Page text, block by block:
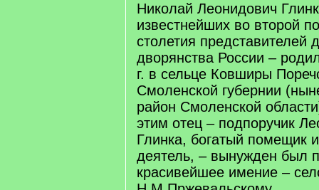
Николай Леонидович
известнейших во второй
столетия представителей
дворянства России –
г. в сельце Ковширы
Смоленской губернии
район Смоленской
этим отец – подпоручик
Глинка, богатый помещик
деятель, – вынужден был
красивейшее имение –